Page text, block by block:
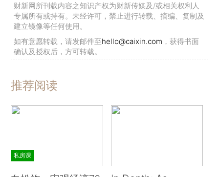
财新网所刊载内容之知识产权为财新传媒及/或相关权利人
专属所有或持有。未经许可，禁止进行转载、摘编、复制及
建立镜像等任何使用。
如有意愿转载，请发邮件至hello@caixin.com ，获得书面
确认及授权后，方可转载。
推荐阅读
私房课